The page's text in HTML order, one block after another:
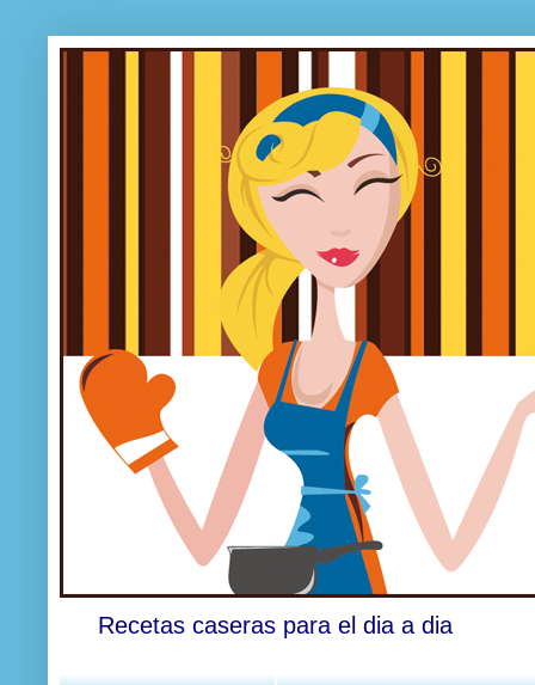
Recetas caseras para el dia a dia